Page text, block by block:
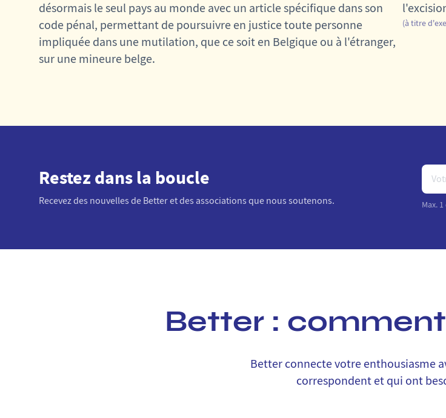
désormais le seul pays au monde avec un article spécifique dans son
code pénal, permettant de poursuivre en justice toute personne
impliquée dans une mutilation, que ce soit en Belgique ou à l'étranger,
sur une mineure belge.
(à titre
Restez dans la boucle
Recevez des nouvelles de Better et des associations que nous soutenons. Max.
Better :
Better connecte votre enthousiasme
correspondent et qui ont